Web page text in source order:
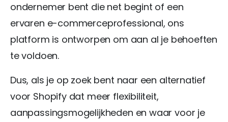
ondernemer bent die net begint of een
ervaren e-commerceprofessional, ons
platform is ontworpen om aan al je behoeften
te voldoen.
Dus, als je op zoek bent naar een alternatief
voor Shopify dat meer flexibiliteit,
aanpassingsmogelijkheden en waar voor je